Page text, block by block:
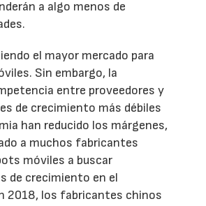
a algo menos de
el mayor mercado para
Sin embargo, la
entre proveedores y
de crecimiento más débiles
han reducido los márgenes,
a muchos fabricantes
móviles a buscar
de crecimiento en el
2018, los fabricantes chinos